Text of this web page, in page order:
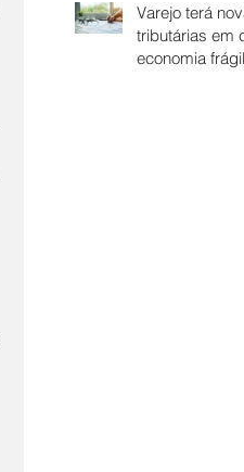
Varejo terá
tributárias em
economia frágil